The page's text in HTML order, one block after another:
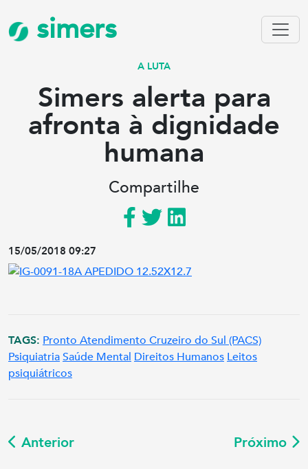
simers
A LUTA
Simers alerta para
afronta à dignidade
humana
Compartilhe
15/05/2018 09:27
TAGS: Pronto Atendimento Cruzeiro do Sul (PACS)
PsiquiatriaSaúde Mental Direitos Humanos Leitos
psiquiátricos
Anterior Próximo